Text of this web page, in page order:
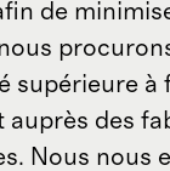
de
supérieure à
des
Nous nous